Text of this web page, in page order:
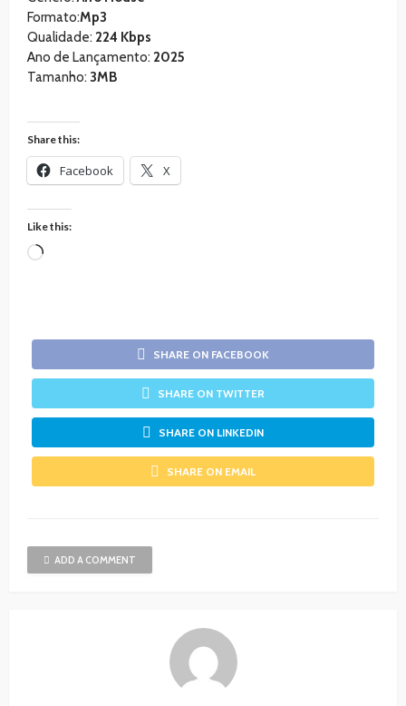
Formato:Mp3
Qualidade: 224 Kbps
Ano de Lançamento: 2025
Tamanho: 3MB
Share this:
Facebook X
Like this:
Loading…
SHARE ON FACEBOOK
SHARE ON TWITTER
SHARE ON LINKEDIN
SHARE ON EMAIL
ADD A COMMENT